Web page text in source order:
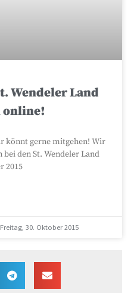
Wendeler Land
online!
könnt gerne mitgehen! Wir
den St. Wendeler Land
2015
Freitag, 30. Oktober 2015